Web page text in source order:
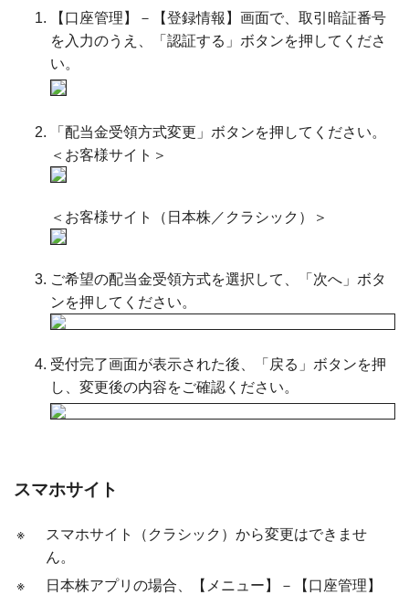
【口座管理】－【登録情報】画面で、取引暗証番号
を入力のうえ、「認証する」ボタンを押してくださ
い。
「配当金受領方式変更」ボタンを押してください。
＜お客様サイト＞
＜お客様サイト（日本株／クラシック）＞
ご希望の配当金受領方式を選択して、「次へ」ボタ
ンを押してください。
受付完了画面が表示された後、「戻る」ボタンを押
し、変更後の内容をご確認ください。
スマホサイト
※
スマホサイト（クラシック）から変更はできませ
ん。
※
日本株アプリの場合、【メニュー】－【口座管理】